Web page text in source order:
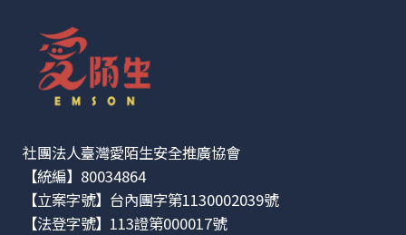
社團法人臺灣愛陌生安全推廣協會
【統編】80034864
【立案字號】台內團字第1130002039號
【法登字號】113證第000017號